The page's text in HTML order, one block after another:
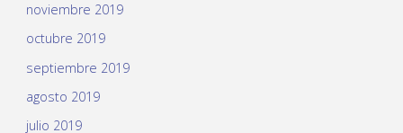
noviembre 2019
octubre 2019
septiembre 2019
agosto 2019
julio 2019